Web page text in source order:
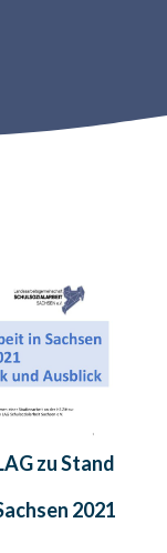
zu Stand
2021